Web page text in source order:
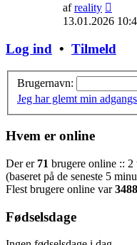
afreality
det
indlæg
13.01.2026
Log ind • Tilmeld
Brugernavn:
Jeg har glemt min
Hvem er online
Der er 71 brugere online ::
(baseret på de seneste 5
Flest brugere online var3488
Fødselsdage